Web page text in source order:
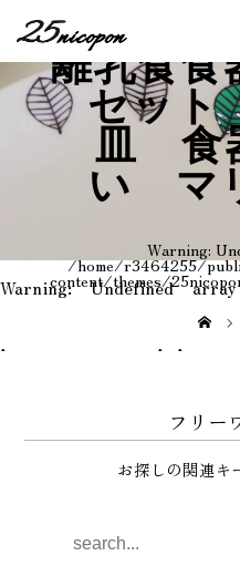
離乳食
セッ
皿 食
い マ
Warning:
/home/r3464255/
content/themes/
Warning: Undefined
/home/r3464255/
content/themes/25nicopon-
フリー
お探しの関連キ